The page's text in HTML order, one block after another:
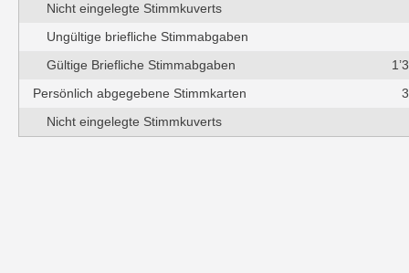
Nicht eingelegte Stimmkuverts
Ungültige briefliche Stimmabgaben
Gültige Briefliche Stimmabgaben
Persönlich abgegebene Stimmkarten
Nicht eingelegte Stimmkuverts